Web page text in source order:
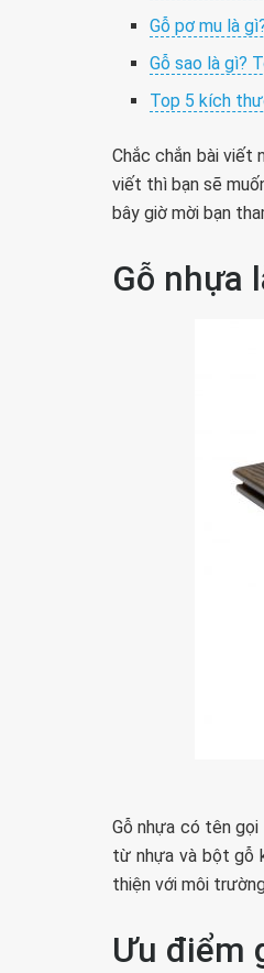
Gỗ pơ mu là
Gỗ sao là gì?
Top 5 kích
Chắc chắn bài viết
viết thì bạn sẽ
bây giờ mời bạn
Gỗ nhựa
Gỗ nhựa có tên
từ nhựa và bột gỗ
thiện với môi
Ưu điểm